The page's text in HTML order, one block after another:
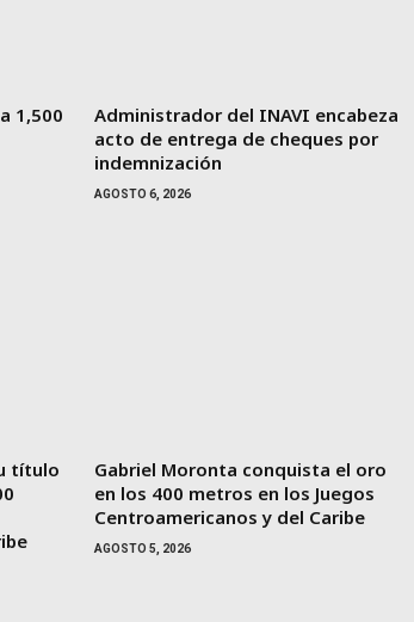
1,500
Administrador del INAVI encabeza
acto de entrega de cheques por
indemnización
AGOSTO 6, 2026
título
Gabriel Moronta conquista el oro
en los 400 metros en los Juegos
Centroamericanos y del Caribe
AGOSTO 5, 2026